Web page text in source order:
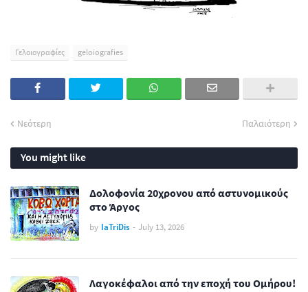
Γελοιογραφίες geloiografies
Νεότερη Παλαιότερη
You might like
Δολοφονία 20χρονου από αστυνομικούς
στο Άργος
by IaTriDis - July 13, 2026
Λαγοκέφαλοι από την εποχή του Ομήρου!